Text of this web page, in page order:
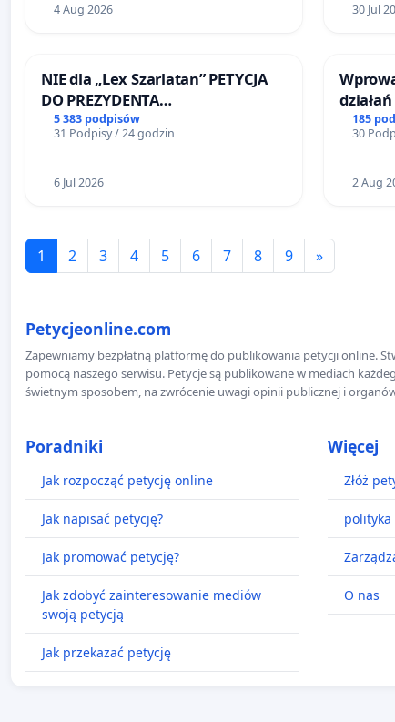
4 Aug 2026 30 Jul
NIE dla „Lex Szarlatan” PETYCJA
DO PREZYDENTA
RZECZYPOSPOLITEJ POLSKIEJ
5 383 podpisów
31 Podpisy / 24 godzin
6 Jul 2026
185
30
2 Aug
1 2 3 4 5 6 7 8 9 »
Petycjeonline.com
Zapewniamy bezpłatną platformę do publikowania petycji online.
pomocą naszego serwisu. Petycje są publikowane w mediach
świetnym sposobem, na zwrócenie uwagi opinii publicznej i
Poradniki
Jak rozpocząć petycję online
Jak napisać petycję?
Jak promować petycję?
Jak zdobyć zainteresowanie mediów
swoją petycją
Jak przekazać petycję
Więcej
Złóż
O nas